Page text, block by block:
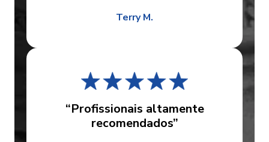
Terry M.
“Profissionais altamente
recomendados”